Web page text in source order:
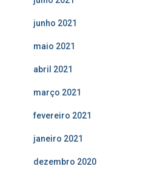
junho 2021
maio 2021
abril 2021
março 2021
fevereiro 2021
janeiro 2021
dezembro 2020